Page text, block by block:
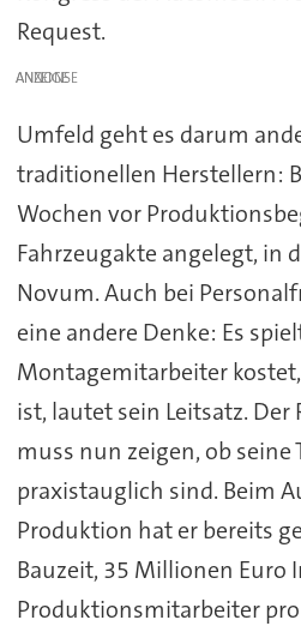
Request.
ANZEIGE
Umfeld geht es darum
traditionellen Herstellern:
Wochen vor
Fahrzeugakte angelegt, in
Novum. Auch bei
eine andere Denke: Es
Montagemitarbeiter
ist, lautet sein Leitsatz. Der
muss nun zeigen, ob seine
praxistauglich sind. Beim
Produktion hat er bereits
Bauzeit, 35 Millionen Euro
Produktionsmitarbeiter